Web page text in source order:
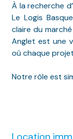
À la recherche
Le Logis
claire du
Anglet est une
où chaque
Notre rôle est
Location